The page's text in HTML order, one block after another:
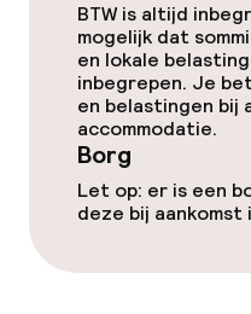
Eet- en
Ontbijtbuffet
Roomservice
Dieetopties
BTW is altijd
mogelijk dat
en lokale
inbegrepen. Je
en belastingen bij
accommodatie.
Borg
Let op: er is een
deze bij aankomst